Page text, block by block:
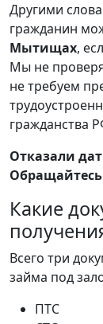
Другими
гражданин
Мытищах,
Мы не
не требуем
гражданства
Отказали
Какие
Всего три
займа под
ПТС